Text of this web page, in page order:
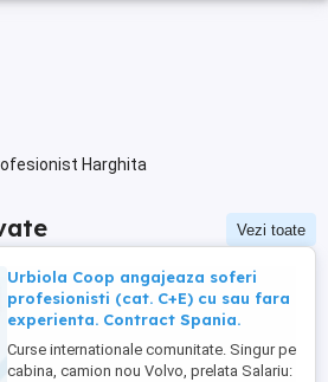
Harghita
Vezi toate
Urbiola Coop angajeaza soferi
profesionisti (cat. C+E) cu sau fara
experienta. Contract Spania.
Curse internationale comunitate. Singur pe
cabina, camion nou Volvo, prelata Salariu: